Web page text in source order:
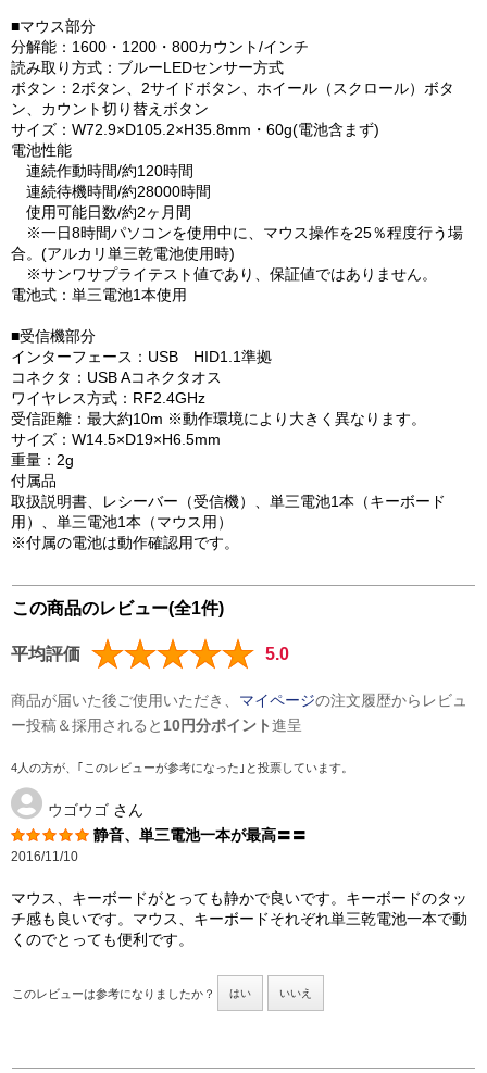
■マウス部分
分解能：1600・1200・800カウント/インチ
読み取り方式：ブルーLEDセンサー方式
ボタン：2ボタン、2サイドボタン、ホイール（スクロール）ボタ
ン、カウント切り替えボタン
サイズ：W72.9×D105.2×H35.8mm・60g(電池含まず)
電池性能
連続作動時間/約120時間
連続待機時間/約28000時間
使用可能日数/約2ヶ月間
※一日8時間パソコンを使用中に、マウス操作を25％程度行う場
合。(アルカリ単三乾電池使用時)
※サンワサプライテスト値であり、保証値ではありません。
電池式：単三電池1本使用
■受信機部分
インターフェース：USB HID1.1準拠
コネクタ：USB Aコネクタオス
ワイヤレス方式：RF2.4GHz
受信距離：最大約10m ※動作環境により大きく異なります。
サイズ：W14.5×D19×H6.5mm
重量：2g
付属品
取扱説明書、レシーバー（受信機）、単三電池1本（キーボード
用）、単三電池1本（マウス用）
※付属の電池は動作確認用です。
この商品のレビュー(全1件)
平均評価 5.0
商品が届いた後ご使用いただき、 マイページの注文履歴からレビュ
ー投稿＆採用されると 10円分ポイント進呈
4人の方が、｢このレビューが参考になった｣と投票しています。
ウゴウゴ さん
静音、単三電池一本が最高〓〓
2016/11/10
マウス、キーボードがとっても静かで良いです。キーボードのタッ
チ感も良いです。マウス、キーボードそれぞれ単三乾電池一本で動
くのでとっても便利です。
このレビューは参考になりましたか？ はい いいえ